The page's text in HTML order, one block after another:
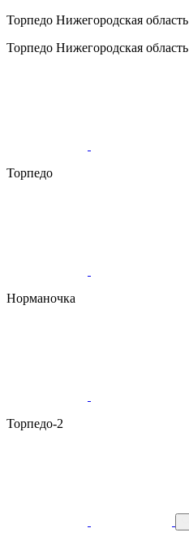
Торпедо Нижегородская область
Торпедо Нижегородская область
Торпедо
Норманочка
Торпедо-2